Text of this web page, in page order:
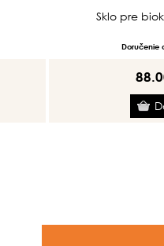
Sklo pre
Doručenie